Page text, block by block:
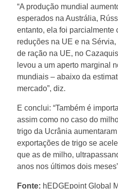
i
a
s
p
a
r
a
“A produção mundial
esperados na Austrália,
entanto, ela foi parcialmente
reduções na UE e na
de ração na UE, no
levou a um aperto marginal
mundiais – abaixo da
mercado”, diz.
E conclui: “Também é
assim como no caso do
trigo da Ucrânia
exportações de trigo se
que as de milho,
anos nos últimos dois
Fonte: hEDGEpoint Global